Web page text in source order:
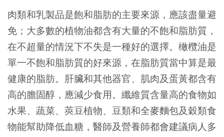
肉類和乳製品是飽和脂肪的主要來源，應該盡量避
免；大多數的植物油都含有大量的不飽和脂肪質，
在不超量的情況下不失是一種好的選擇。橄欖油是
單一不飽和脂肪質的好來源，在脂肪質當中算是最
健康的脂肪。肝臟和其他器官、肌肉及蛋黃都含有
高的膽固醇，應減少食用。纖維質含量高的食物如
水果、蔬菜、莢豆植物、豆類和全麥麵包及穀類食
物能幫助降低血糖，醫師及營養師都會建議病人多